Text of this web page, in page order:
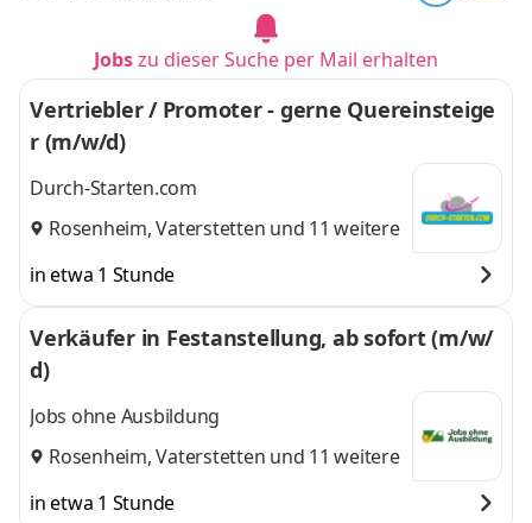
Jobszu dieser Suche per Mail erhalten
Vertriebler / Promoter - gerne Quereinsteige
r (m/w/d)
Durch-Starten.com
Rosenheim,Vaterstetten und 11 weitere
in etwa 1 Stunde
Verkäufer in Festanstellung, ab sofort (m/w/
d)
Jobs ohne Ausbildung
Rosenheim,Vaterstetten und 11 weitere
in etwa 1 Stunde